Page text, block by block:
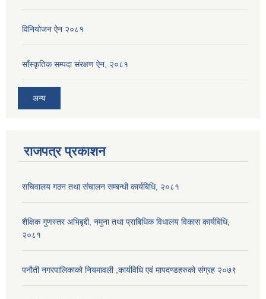
विनियोजन ऐन २०८१
साँस्कृतिक सम्पदा संरक्षण ऐन, २०८१
अन्य
राजपत्र प्रकाशन
सचिवालय गठन तथा संचालन सम्बन्धी कार्यबिधि, २०८१
शैक्षिक गुणस्तर अभिबृद्दी, नमुना तथा प्राबिधिक विधालय विकास कार्यबिधि,
२०८१
पनौती नगरपालिकाको नियमावली ,कार्यविधि एवं मापदण्डहरुको संग्रह २०७९